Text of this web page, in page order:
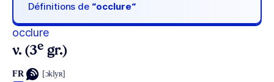
Définitions de “occlure“
occlure
v. (3e gr.)
FR [ɔklyʀ]